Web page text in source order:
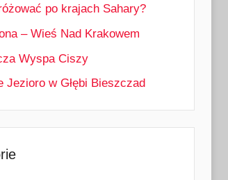
po krajach Sahary?
– Wieś Nad Krakowem
Wyspa Ciszy
Jezioro w Głębi Bieszczad